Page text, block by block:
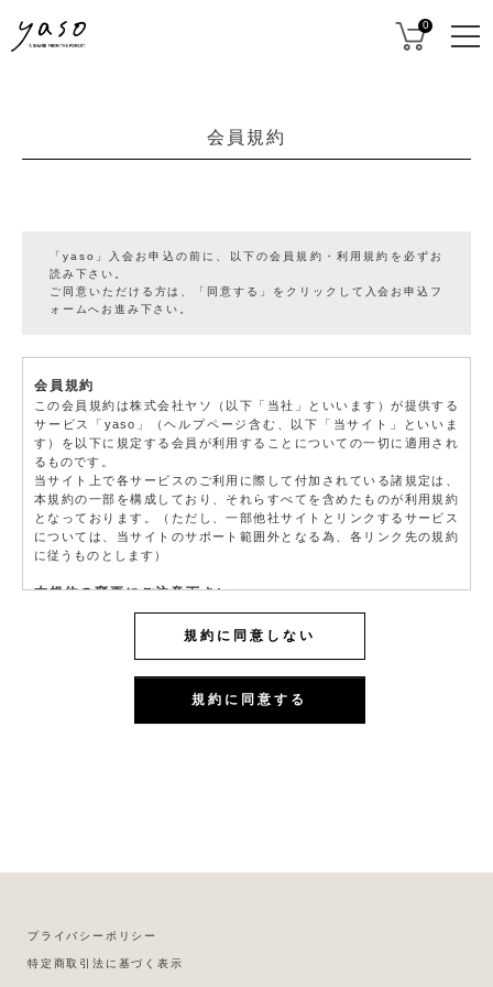
0
会員規約
「yaso」入会お申込の前に、以下の会員規約・利用規約を必ずお
読み下さい。
ご同意いただける方は、「同意する」をクリックして入会お申込フ
ォームへお進み下さい。
会員規約
この会員規約は株式会社ヤソ（以下「当社」といいます）が提供する
サービス「yaso」（ヘルプページ含む、以下「当サイト」といいま
す）を以下に規定する会員が利用することについての一切に適用され
るものです。
当サイト上で各サービスのご利用に際して付加されている諸規定は、
本規約の一部を構成しており、それらすべてを含めたものが利用規約
となっております。（ただし、一部他社サイトとリンクするサービス
については、当サイトのサポート範囲外となる為、各リンク先の規約
に従うものとします）
本規約の変更にご注意下さい
1. 当社は、会員の了承を得ることなく本規約を随時変更することがで
きるものとし、会員はこれを承諾します。
会員のみなさまへの通知
1. 本規約の変更のケース以外に当社が必要と判断した場合、当社は、
※ログインには、会員登録時に入力したメールアドレスおよびパスワ
会員のみなさまから提供された個人情報
どの大切な個人情報がネットサーバ上に登録されますが、当社はその
規約に同意しない
規約に同意する
プライバシーポリシー
特定商取引法に基づく表示